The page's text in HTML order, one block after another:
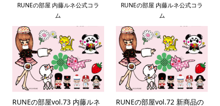
RUNEの部屋 内藤ルネ公式コラ
ム
RUNEの部屋vol.73 内藤ルネ
RUNEの部屋 内藤ルネ公式コラ
ム
RUNEの部屋vol.72 新商品の